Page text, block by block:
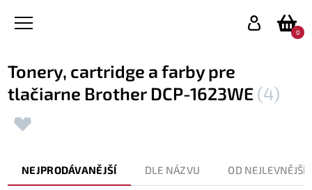
0
Tonery, cartridge a farby pre
tlačiarne Brother DCP-1623WE (4)
NEJPRODÁVANĚJŠÍ DLE NÁZVU OD